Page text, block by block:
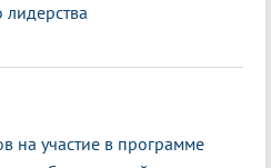
лидерства
на участие в программе